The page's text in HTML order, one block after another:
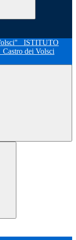
ISTITUTO
Castro dei Volsci